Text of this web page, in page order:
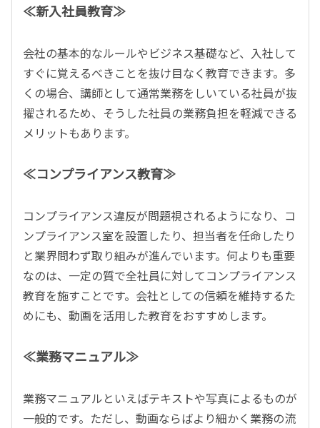
≪新入社員教育≫
会社の基本的なルールやビジネス基礎など、入社して
すぐに覚えるべきことを抜け目なく教育できます。多
くの場合、講師として通常業務をしいている社員が抜
擢されるため、そうした社員の業務負担を軽減できる
メリットもあります。
≪コンプライアンス教育≫
コンプライアンス違反が問題視されるようになり、コ
ンプライアンス室を設置したり、担当者を任命したり
と業界問わず取り組みが進んでいます。何よりも重要
なのは、一定の質で全社員に対してコンプライアンス
教育を施すことです。会社としての信頼を維持するた
めにも、動画を活用した教育をおすすめします。
≪業務マニュアル≫
業務マニュアルといえばテキストや写真によるものが
一般的です。ただし、動画ならばより細かく業務の流